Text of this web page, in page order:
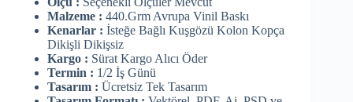
Malzeme : 440.Grm Avrupa Vinil Baskı
Kenarlar : İsteğe Bağlı Kuşgözü Kolon Kopça
Dikişli Dikişsiz
Kargo : Sürat Kargo Alıcı Öder
Termin : 1/2 İş Günü
Tasarım : Ücretsiz Tek Tasarım